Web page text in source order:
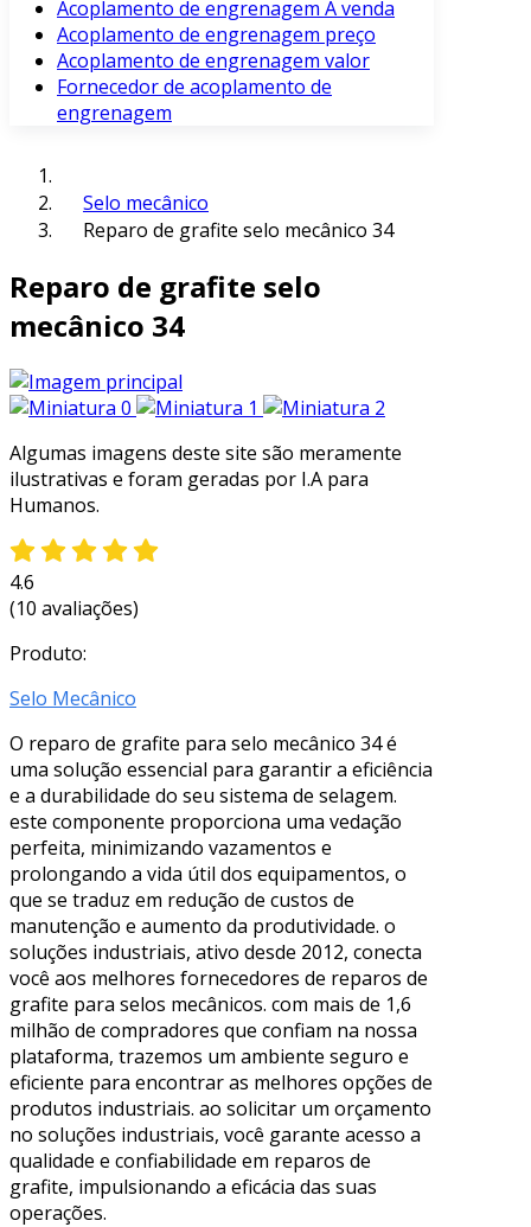
Acoplamento de engrenagem À venda
Acoplamento de engrenagem preço
Acoplamento de engrenagem valor
Fornecedor de acoplamento de
engrenagem
Selo mecânico
Reparo de grafite selo mecânico 34
Reparo de grafite selo
mecânico 34
Algumas imagens deste site são meramente
ilustrativas e foram geradas por I.A para
Humanos.
4.6
(10 avaliações)
Produto:
Selo Mecânico
O reparo de grafite para selo mecânico 34 é
uma solução essencial para garantir a eficiência
e a durabilidade do seu sistema de selagem.
este componente proporciona uma vedação
perfeita, minimizando vazamentos e
prolongando a vida útil dos equipamentos, o
que se traduz em redução de custos de
manutenção e aumento da produtividade. o
soluções industriais, ativo desde 2012, conecta
você aos melhores fornecedores de reparos de
grafite para selos mecânicos. com mais de 1,6
milhão de compradores que confiam na nossa
plataforma, trazemos um ambiente seguro e
eficiente para encontrar as melhores opções de
produtos industriais. ao solicitar um orçamento
no soluções industriais, você garante acesso a
qualidade e confiabilidade em reparos de
grafite, impulsionando a eficácia das suas
operações.